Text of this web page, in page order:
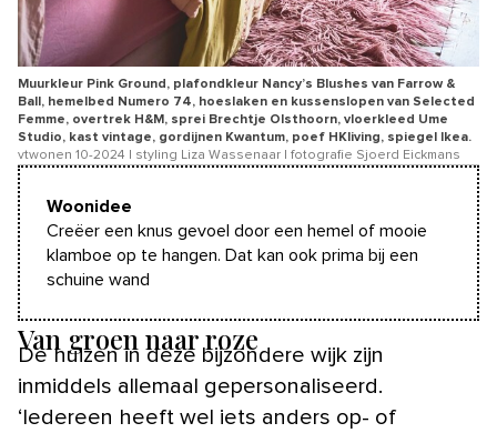
Muurkleur Pink Ground, plafondkleur Nancy’s Blushes van Farrow &
Ball, hemelbed Numero 74, hoeslaken en kussenslopen van Selected
Femme, overtrek H&M, sprei Brechtje Olsthoorn, vloerkleed Ume
Studio, kast vintage, gordijnen Kwantum, poef HKliving, spiegel Ikea.
vtwonen 10-2024 | styling Liza Wassenaar | fotografie Sjoerd Eickmans
Woonidee
Creëer een knus gevoel door een hemel of mooie
klamboe op te hangen. Dat kan ook prima bij een
schuine wand
Van groen naar roze
De huizen in deze bijzondere wijk zijn
inmiddels allemaal gepersonaliseerd.
‘Iedereen heeft wel iets anders op- of